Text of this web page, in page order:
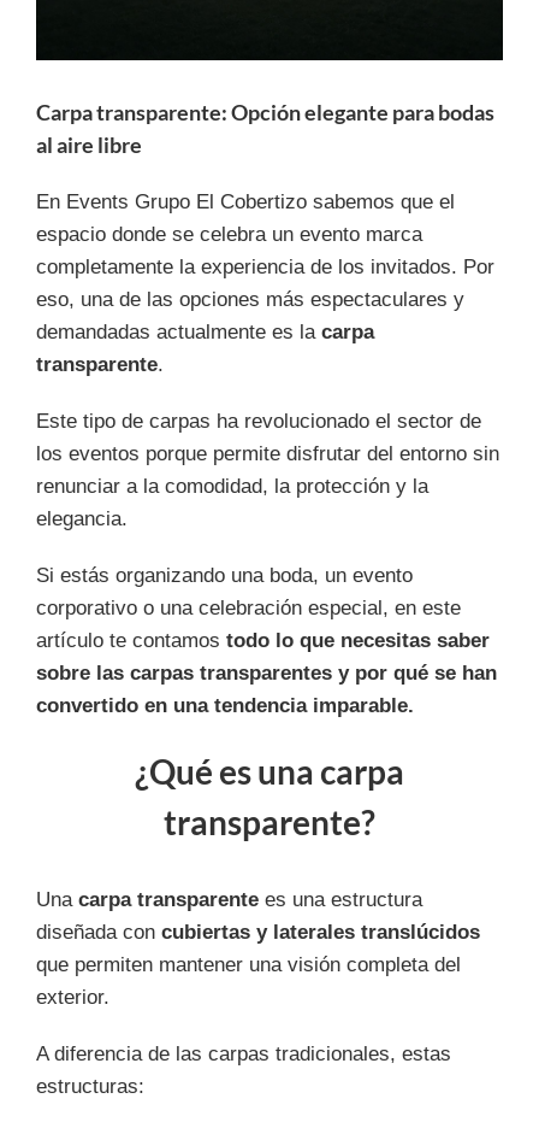
Carpa transparente: Opción elegante para bodas
al aire libre
En Events Grupo El Cobertizo sabemos que el
espacio donde se celebra un evento marca
completamente la experiencia de los invitados. Por
eso, una de las opciones más espectaculares y
demandadas actualmente es la carpa
transparente.
Este tipo de carpas ha revolucionado el sector de
los eventos porque permite disfrutar del entorno sin
renunciar a la comodidad, la protección y la
elegancia.
Si estás organizando una boda, un evento
corporativo o una celebración especial, en este
artículo te contamos todo lo que necesitas saber
sobre las carpas transparentes y por qué se han
convertido en una tendencia imparable.
¿Qué es una carpa
transparente?
Una carpa transparentees una estructura
diseñada con cubiertas y laterales translúcidos
que permiten mantener una visión completa del
exterior.
A diferencia de las carpas tradicionales, estas
estructuras: